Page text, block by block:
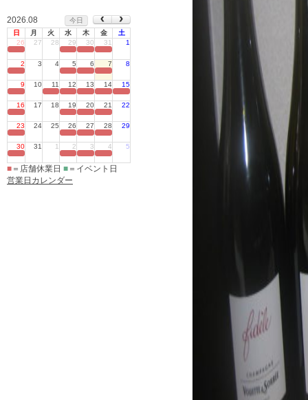
2026.08
今日
日
月 火 水 木 金
土
26
27 28 29 30 31 1
2 3 4 5 6 7 8
9 10 11 12 13 14 15
16 17 18 19 20 21 22
23 24 25 26 27 28 29
30 31 1 2 3 4 5
■ ＝店舗休業日 ■ ＝イベント日
営業日カレンダー